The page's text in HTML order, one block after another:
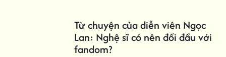
Từ chuyện của diễn viên Ngọc
Lan: Nghệ sĩ có nên đối đầu với
fandom?